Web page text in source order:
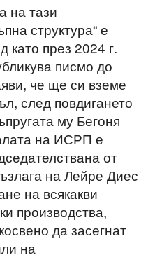
на тази
структура“ е
като през 2024 г.
писмо до
че ще си вземе
след повдигането
му Бегоня
на ИСРП е
от
на Лейре Диес
на всякакви
производства,
да засегнат
на